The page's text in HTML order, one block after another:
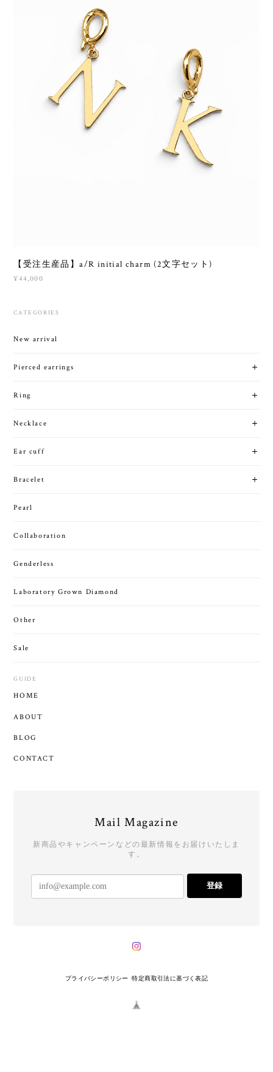
【受注生産品】a/R initial charm (2文字セット)
¥44,000
CATEGORIES
New arrival
Pierced earrings
Ring
Necklace
Ear cuff
Bracelet
Pearl
Collaboration
Genderless
Laboratory Grown Diamond
Other
Sale
GUIDE
HOME
ABOUT
BLOG
CONTACT
Mail Magazine
新商品やキャンペーンなどの最新情報をお届けいたしま
す。
登録
プライバシーポリシー 特定商取引法に基づく表記